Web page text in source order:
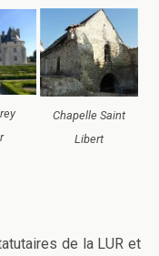
Chapelle Saint
Libert
de la LUR et